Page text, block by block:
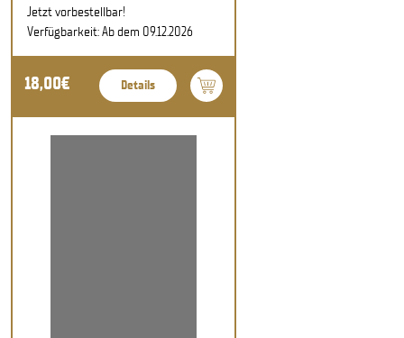
Jetzt vorbestellbar!
Verfügbarkeit: Ab dem 09.12.2026
18,00€ Details